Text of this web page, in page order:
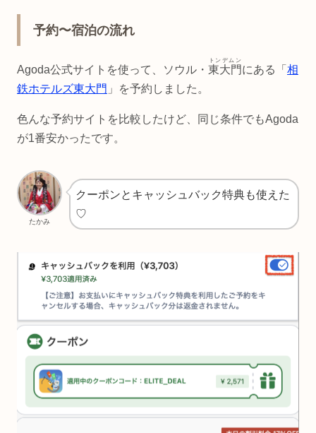
予約〜宿泊の流れ
Agoda公式サイトを使って、ソウル・ 東大門
トンデムン
にある「 相
鉄ホテルズ東大門 」を予約しました。
色んな予約サイトを比較したけど、同じ条件でもAgoda
が1番安かったです。
たかみ
クーポンとキャッシュバック特典も使えた
♡